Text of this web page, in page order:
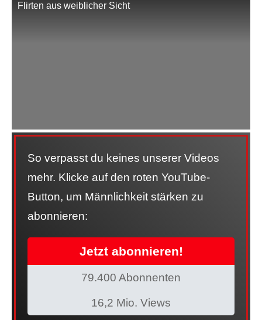
Flirten aus weiblicher Sicht
So verpasst du keines unserer Videos
mehr. Klicke auf den roten YouTube-
Button, um Männlichkeit stärken zu
abonnieren:
Jetzt abonnieren!
79.400 Abonnenten
16,2 Mio. Views